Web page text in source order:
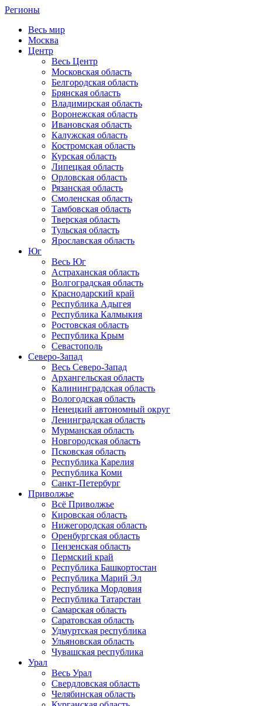
Регионы
Весь мир
Москва
Центр
Весь Центр
Московская область
Белгородская область
Брянская область
Владимирская область
Воронежская область
Ивановская область
Калужская область
Костромская область
Курская область
Липецкая область
Орловская область
Рязанская область
Смоленская область
Тамбовская область
Тверская область
Тульская область
Ярославская область
Юг
Весь Юг
Астраханская область
Волгоградская область
Краснодарский край
Республика Адыгея
Республика Калмыкия
Ростовская область
Республика Крым
Севастополь
Северо-Запад
Весь Северо-Запад
Архангельская область
Калининградская область
Вологодская область
Ненецкий автономный округ
Ленинградская область
Мурманская область
Новгородская область
Псковская область
Республика Карелия
Республика Коми
Санкт-Петербург
Приволжье
Всё Приволжье
Кировская область
Нижегородская область
Оренбургская область
Пензенская область
Пермский край
Республика Башкортостан
Республика Марий Эл
Республика Мордовия
Республика Татарстан
Самарская область
Саратовская область
Удмуртская республика
Ульяновская область
Чувашская республика
Урал
Весь Урал
Свердловская область
Челябинская область